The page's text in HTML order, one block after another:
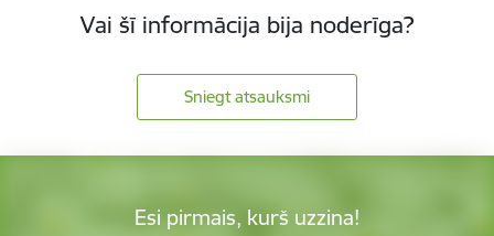
Vai šī informācija bija noderīga?
Sniegt atsauksmi
Esi pirmais, kurš uzzina!